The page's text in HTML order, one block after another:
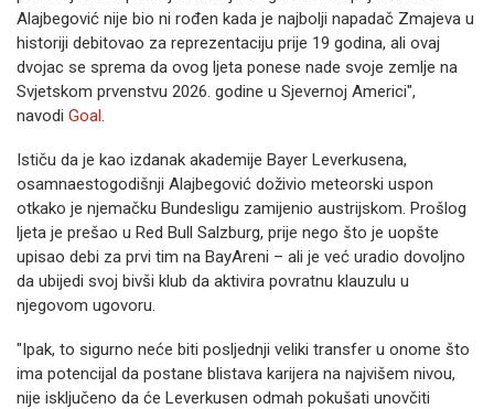
Alajbegović nije bio ni rođen kada je najbolji napadač Zmajeva u
historiji debitovao za reprezentaciju prije 19 godina, ali ovaj
dvojac se sprema da ovog ljeta ponese nade svoje zemlje na
Svjetskom prvenstvu 2026. godine u Sjevernoj Americi",
navodi Goal.
Ističu da je kao izdanak akademije Bayer Leverkusena,
osamnaestogodišnji Alajbegović doživio meteorski uspon
otkako je njemačku Bundesligu zamijenio austrijskom. Prošlog
ljeta je prešao u Red Bull Salzburg, prije nego što je uopšte
upisao debi za prvi tim na BayAreni – ali je već uradio dovoljno
da ubijedi svoj bivši klub da aktivira povratnu klauzulu u
njegovom ugovoru.
"Ipak, to sigurno neće biti posljednji veliki transfer u onome što
ima potencijal da postane blistava karijera na najvišem nivou,
nije isključeno da će Leverkusen odmah pokušati unovčiti